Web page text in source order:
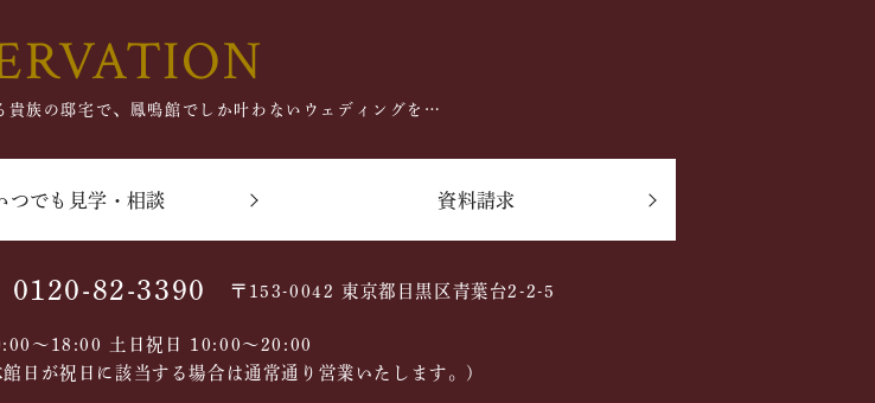
貴族の邸宅で、鳳鳴館でしか叶わないウェディングを…
つでも見学・相談 資料請求
0120-82-3390 〒153-0042 東京都目黒区青葉台2-2-5
～18:00 土日祝日 10:00〜20:00
日が祝日に該当する場合は通常通り営業いたします。)